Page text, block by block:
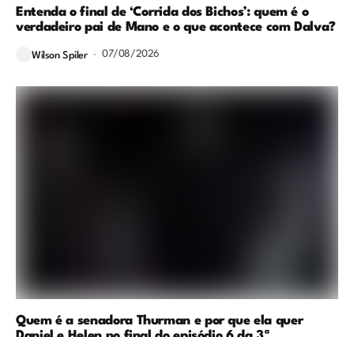
Entenda o final de ‘Corrida dos Bichos’: quem é o
verdadeiro pai de Mano e o que acontece com Dalva?
Wilson Spiler 07/08/2026
Quem é a senadora Thurman e por que ela quer